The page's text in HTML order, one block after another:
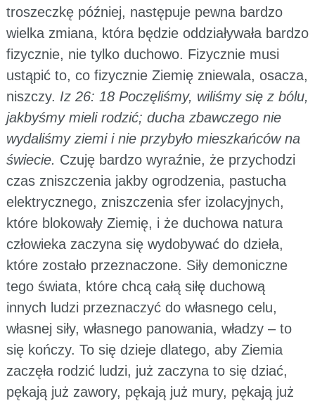
troszeczkę później, następuje pewna bardzo
wielka zmiana, która będzie oddziaływała bardzo
fizycznie, nie tylko duchowo. Fizycznie musi
ustąpić to, co fizycznie Ziemię zniewala, osacza,
niszczy. Iz 26: 18 Poczęliśmy, wiliśmy się z bólu,
jakbyśmy mieli rodzić; ducha zbawczego nie
wydaliśmy ziemi i nie przybyło mieszkańców na
świecie. Czuję bardzo wyraźnie, że przychodzi
czas zniszczenia jakby ogrodzenia, pastucha
elektrycznego, zniszczenia sfer izolacyjnych,
które blokowały Ziemię, i że duchowa natura
człowieka zaczyna się wydobywać do dzieła,
które zostało przeznaczone. Siły demoniczne
tego świata, które chcą całą siłę duchową
innych ludzi przeznaczyć do własnego celu,
własnej siły, własnego panowania, władzy – to
się kończy. To się dzieje dlatego, aby Ziemia
zaczęła rodzić ludzi, już zaczyna to się dziać,
pękają już zawory, pękają już mury, pękają już